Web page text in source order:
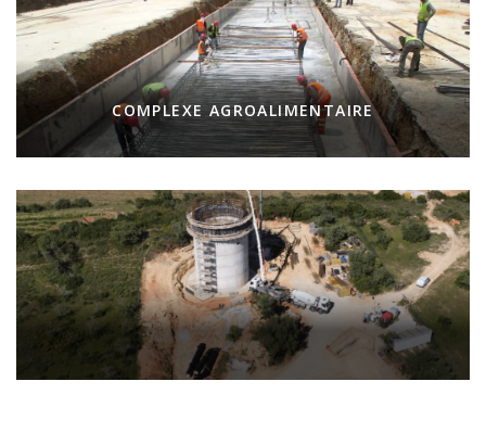
COMPLEXE AGROALIMENTAIRE